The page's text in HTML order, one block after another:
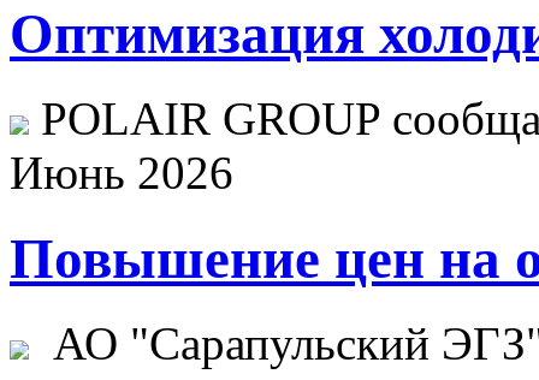
Оптимизация
POLAIR GROUP
Июнь 2026
Повышение цен на
АО "Сарапульский